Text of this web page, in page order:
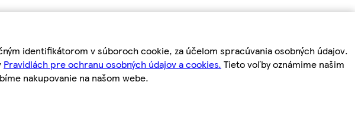
identifikátorom v súboroch cookie, za účelom spracúvania osobných údajov.
Pravidlách pre ochranu osobných údajov a cookies. Tieto voľby oznámime našim
nakupovanie na našom webe.